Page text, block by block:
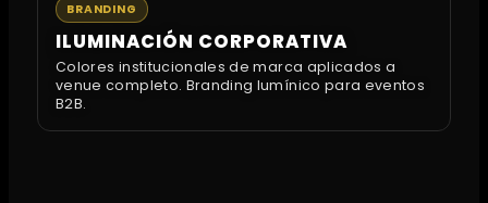
BRANDING
ILUMINACIÓN CORPORATIVA
Colores institucionales de marca aplicados a
venue completo. Branding lumínico para eventos
B2B.